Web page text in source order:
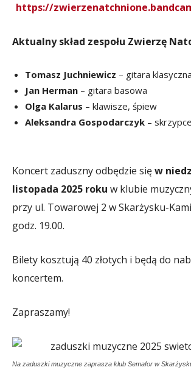
https://
Aktualny skład zespołu Zwierzę
Tomasz Juchniewicz – gitara
Jan Herman – gitara basowa
Olga Kalarus – klawisze, śpiew
Aleksandra Gospodarczyk –
Koncert zaduszny odbędzie sięw
listopada 2025 roku w klubie
przy ul. Towarowej 2 w Skarżysku-
godz. 19.00.
Bilety kosztują 40 złotych i będą do
koncertem.
Zapraszamy!
Na zaduszki muzyczne zaprasza klub Semafor w